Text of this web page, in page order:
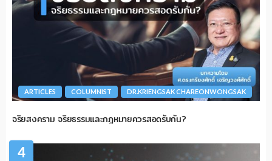
ARTICLES COLUMNIST DR.KRIENGSAK CHAREONWONGSAK
จริยสงคราม จริยธรรมและกฎหมายควรสอดรับกัน?
4